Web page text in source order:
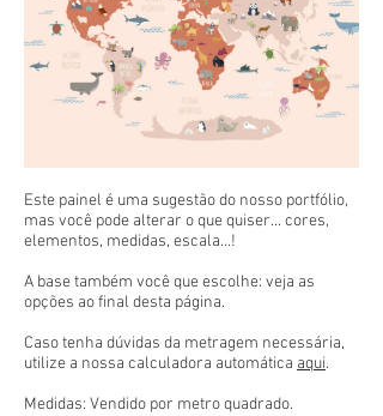
Este painel é uma sugestão do nosso portfólio,
mas você pode alterar o que quiser... cores,
elementos, medidas, escala...!
A base também você que escolhe: veja as
opções ao final desta página.
Caso tenha dúvidas da metragem necessária,
utilize a nossa calculadora automática aqui.
Medidas: Vendido por metro quadrado.